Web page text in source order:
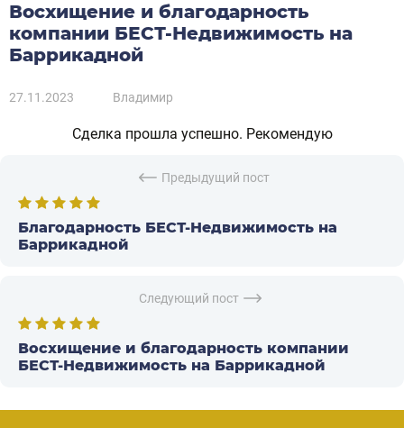
Восхищение и благодарность
компании БЕСТ-Недвижимость на
Баррикадной
27.11.2023 Владимир
Сделка прошла успешно. Рекомендую
Предыдущий пост
Благодарность БЕСТ-Недвижимость на
Баррикадной
Следующий пост
Восхищение и благодарность компании
БЕСТ-Недвижимость на Баррикадной